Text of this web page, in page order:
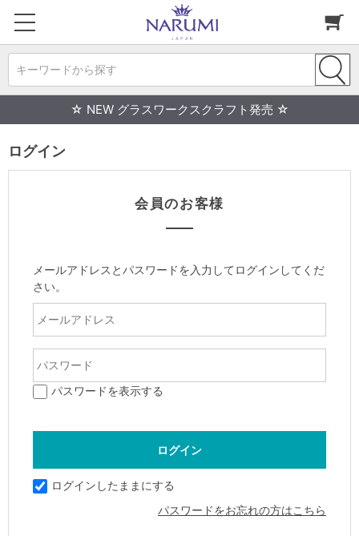
キーワードから探す
☆ NEW グラスワークスクラフト発売 ☆
ログイン
会員のお客様
メールアドレスとパスワードを入力してログインしてくだ
さい。
パスワードを表示する
ログインしたままにする
パスワードをお忘れの方はこちら